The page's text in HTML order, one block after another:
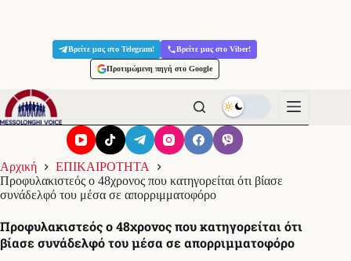
Βρείτε μας στο Telegram! Βρείτε μας στο Viber!
Προτιμώμενη πηγή στο Google
Αρχική
ΕΠΙΚΑΙΡΟΤΗΤΑ
Προφυλακιστεός ο 48χρονος που κατηγορείται ότι βίασε
συνάδελφό του μέσα σε απορριμματοφόρο
Προφυλακιστεός ο 48χρονος που κατηγορείται ότι
βίασε συνάδελφό του μέσα σε απορριμματοφόρο